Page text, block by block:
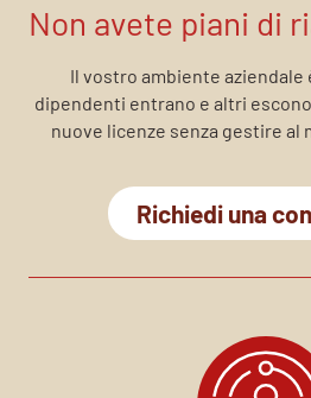
Non avete piani di
Il vostro ambiente aziendale
dipendenti entrano e altri
nuove licenze senza gestire al
Richiedi una